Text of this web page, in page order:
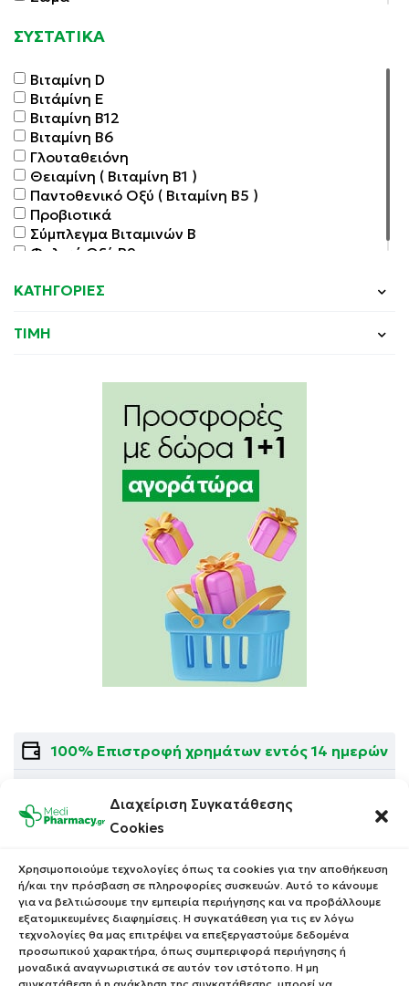
Διαχείριση Συγκατάθεσης
Cookies
Χρησιμοποιούμε τεχνολογίες όπως τα cookies για την αποθήκευση
ή/και την πρόσβαση σε πληροφορίες συσκευών. Αυτό το κάνουμε
για να βελτιώσουμε την εμπειρία περιήγησης και να προβάλλουμε
εξατομικευμένες διαφημίσεις. Η συγκατάθεση για τις εν λόγω
τεχνολογίες θα μας επιτρέψει να επεξεργαστούμε δεδομένα
προσωπικού χαρακτήρα, όπως συμπεριφορά περιήγησης ή
μοναδικά αναγνωριστικά σε αυτόν τον ιστότοπο. Η μη
ΣΥΣΤΑΤΙΚΑ
Βιταμίνη D
Βιτάμίνη E
Βιταμίνη Β12
Βιταμίνη Β6
Γλουταθειόνη
Θειαμίνη ( Βιταμίνη Β1 )
Παντοθενικό Οξύ ( Βιταμίνη Β5 )
Προβιοτικά
Σύμπλεγμα Βιταμινών Β
Φολικό Οξύ Β9
ΚΑΤΗΓΟΡΙΕΣ
ΤΙΜΗ
100% Επιστροφή χρημάτων εντός 14 ημερών
Δωρεάν Μεταφορικά με αγορές άνω των 49€
Αιγαίου 98 ΚαλαμαριάΘεσσαλονίκη, 55 133